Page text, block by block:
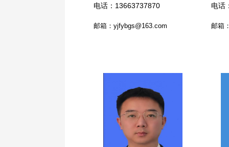
电话：13663737870
邮箱：yjfybgs@163.com
电话
邮箱